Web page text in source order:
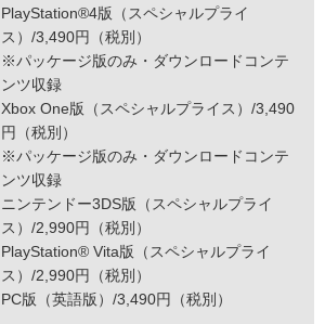
PlayStation®4版（スペシャルプライ
ス）/3,490円（税別）
※パッケージ版のみ・ダウンロードコンテ
ンツ収録
Xbox One版（スペシャルプライス）/3,490
円（税別）
※パッケージ版のみ・ダウンロードコンテ
ンツ収録
ニンテンドー3DS版（スペシャルプライ
ス）/2,990円（税別）
PlayStation® Vita版（スペシャルプライ
ス）/2,990円（税別）
PC版（英語版）/3,490円（税別）